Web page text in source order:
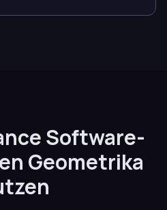
Software-
Geometrika